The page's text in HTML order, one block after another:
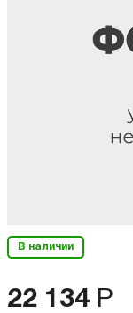
В наличии
22 134 Р